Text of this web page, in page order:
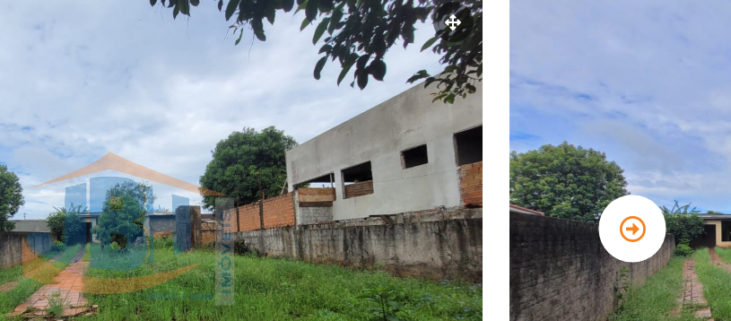
TRABALHE CONOSCO
CONTATO